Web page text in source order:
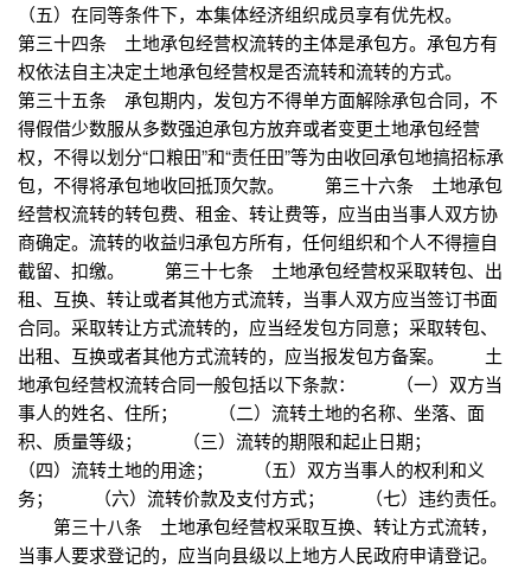
（五）在同等条件下，本集体经济组织成员享有优先权。
第三十四条 土地承包经营权流转的主体是承包方。承包方有
权依法自主决定土地承包经营权是否流转和流转的方式。
第三十五条 承包期内，发包方不得单方面解除承包合同，不
得假借少数服从多数强迫承包方放弃或者变更土地承包经营
权，不得以划分“口粮田”和“责任田”等为由收回承包地搞招标承
包，不得将承包地收回抵顶欠款。 第三十六条 土地承包
经营权流转的转包费、租金、转让费等，应当由当事人双方协
商确定。流转的收益归承包方所有，任何组织和个人不得擅自
截留、扣缴。 第三十七条 土地承包经营权采取转包、出
租、互换、转让或者其他方式流转，当事人双方应当签订书面
合同。采取转让方式流转的，应当经发包方同意；采取转包、
出租、互换或者其他方式流转的，应当报发包方备案。 土
地承包经营权流转合同一般包括以下条款： （一）双方当
事人的姓名、住所； （二）流转土地的名称、坐落、面
积、质量等级； （三）流转的期限和起止日期；
（四）流转土地的用途； （五）双方当事人的权利和义
务； （六）流转价款及支付方式； （七）违约责任。
第三十八条 土地承包经营权采取互换、转让方式流转，
当事人要求登记的，应当向县级以上地方人民政府申请登记。